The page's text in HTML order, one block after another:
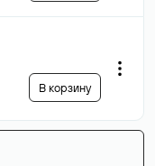
В корзину